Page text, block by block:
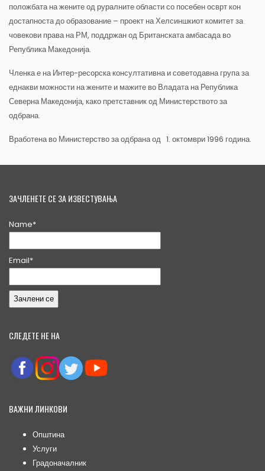
положбата на жените од руралните области со посебен осврт кон
достапноста до образование – проект на Хелсиншкиот комитет за
човекови права на РМ, поддржан од Британската амбасада во
Република Македонија.
Членка е на Интер-ресорска консултативна и советодавна група за
еднакви можности на жените и мажите во Владата на Република
Северна Македонија, како претставник од Министерството за
одбрана.
Вработена во Министерство за одбрана од 1. октомври 1996 година.
ЗАЧЛЕНЕТЕ СЕ ЗА ИЗВЕСТУВАЊА
Name*
Email*
СЛЕДЕТЕ НЕ НА
ВАЖНИ ЛИНКОВИ
Општина
Услуги
Градоначалник